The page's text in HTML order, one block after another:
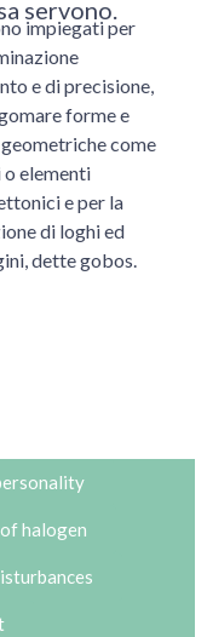
servono.
impiegati per
e di precisione,
forme e
come
o elementi
e per la
di loghi ed
dette gobos.
halogen